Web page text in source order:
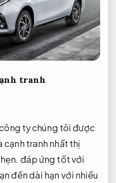
tranh
ty chúng tôi được
cạnh tranh nhất thị
đáp ứng tốt với
đến dài hạn với nhiều